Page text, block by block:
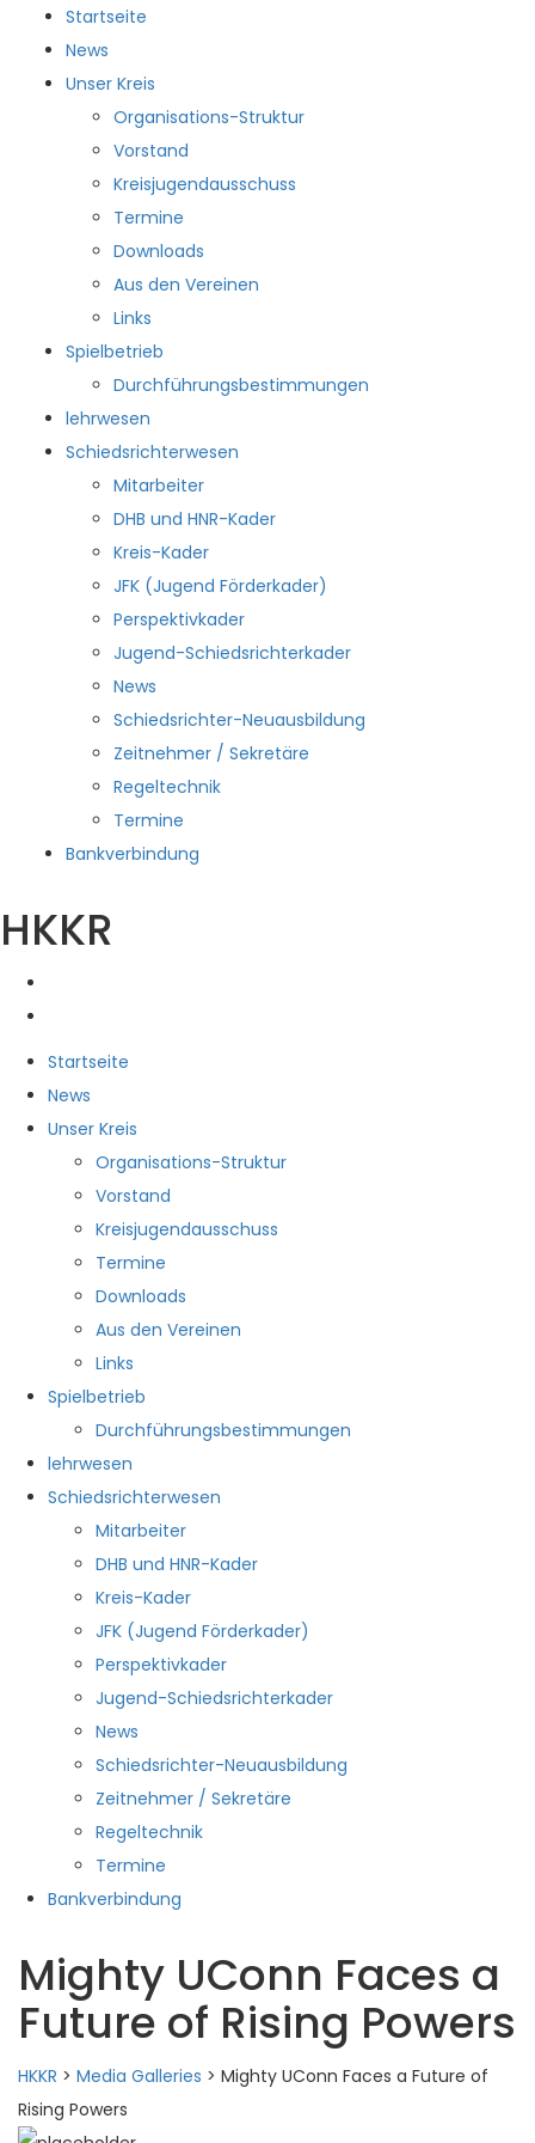
Startseite
News
Unser Kreis
Organisations-Struktur
Vorstand
Kreisjugendausschuss
Termine
Downloads
Aus den Vereinen
Links
Spielbetrieb
Durchführungsbestimmungen
lehrwesen
Schiedsrichterwesen
Mitarbeiter
DHB und HNR-Kader
Kreis-Kader
JFK (Jugend Förderkader)
Perspektivkader
Jugend-Schiedsrichterkader
News
Schiedsrichter-Neuausbildung
Zeitnehmer / Sekretäre
Regeltechnik
Termine
Bankverbindung
HKKR
Startseite
News
Unser Kreis
Organisations-Struktur
Vorstand
Kreisjugendausschuss
Termine
Downloads
Aus den Vereinen
Links
Spielbetrieb
Durchführungsbestimmungen
lehrwesen
Schiedsrichterwesen
Mitarbeiter
DHB und HNR-Kader
Kreis-Kader
JFK (Jugend Förderkader)
Perspektivkader
Jugend-Schiedsrichterkader
News
Schiedsrichter-Neuausbildung
Zeitnehmer / Sekretäre
Regeltechnik
Termine
Bankverbindung
Mighty UConn Faces a
Future of Rising Powers
HKKR > Media Galleries > Mighty UConn Faces a Future of
Rising Powers